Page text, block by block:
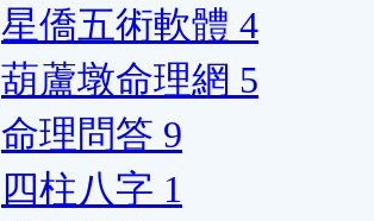
星僑五術軟體 4
葫蘆墩命理網 5
命理問答 9
四柱八字 1